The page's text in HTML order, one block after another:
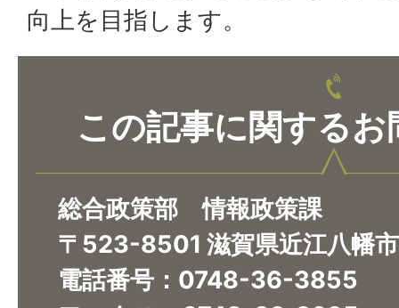
向上を目指します。
この記事に関するお
総合政策部 情報政策課
〒523-8501 滋賀県近江八幡
電話番号：0748-36-3855